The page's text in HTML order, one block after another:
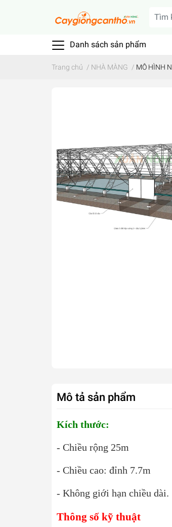
Danh sách sản phẩm
Trang chủ / NHÀ MÀNG / MÔ HÌNH
Mô tả sản phẩm
Kích thước:
- Chiều rộng 25m
- Chiều cao: đỉnh 7.7m
- Không giới hạn chiều dài.
Thông số kỹ thuật